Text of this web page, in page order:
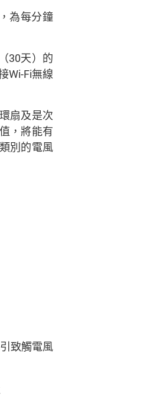
為每分鐘
30天）的
Wi-Fi無線
扇及是次
，將能有
別的電風
致觸電風